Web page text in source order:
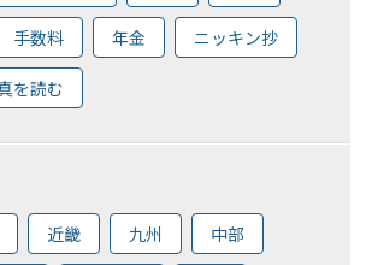
手数料 年金 ニッキン抄
を読む
近畿 九州 中部